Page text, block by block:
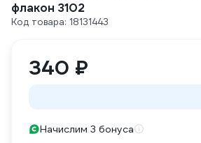
флакон 3102
Код товара: 18131443
340 ₽
Начислим 3 бонуса